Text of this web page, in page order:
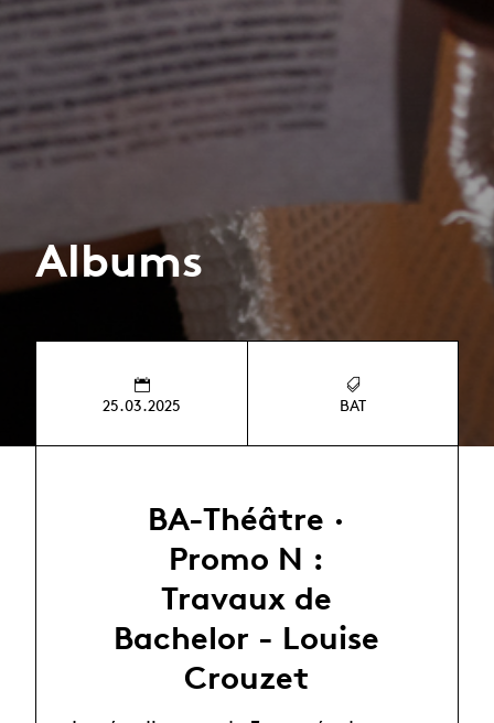
Albums
25.03.2025 BAT
BA-Théâtre ·
Promo N :
Travaux de
Bachelor - Louise
Crouzet